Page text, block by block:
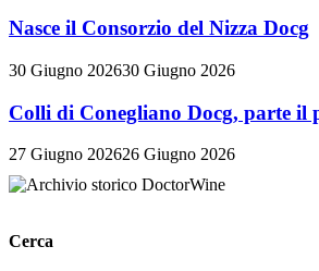
Nasce il Consorzio del Nizza Docg
30 Giugno 202630 Giugno 2026
Colli di Conegliano Docg, parte il
27 Giugno 202626 Giugno 2026
Cerca